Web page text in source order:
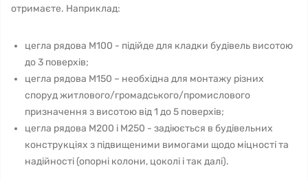
отримаєте. Наприклад:
цегла рядова М100 - підійде для кладки будівель висотою
до 3 поверхів;
цегла рядова М150 – необхідна для монтажу різних
споруд житлового/громадського/промислового
призначення з висотою від 1 до 5 поверхів;
цегла рядова М200 і М250 - задіюється в будівельних
конструкціях з підвищеними вимогами щодо міцності та
надійності (опорні колони, цоколі і так далі).